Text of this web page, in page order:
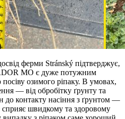
ферми Stránský підтверджує,
MO є дуже потужним
озимого ріпаку. В умовах,
— від обробітку ґрунту та
контакту насіння з ґрунтом —
швидкому та здоровому